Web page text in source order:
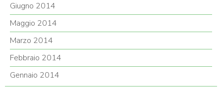
Giugno 2014
Maggio 2014
Marzo 2014
Febbraio 2014
Gennaio 2014